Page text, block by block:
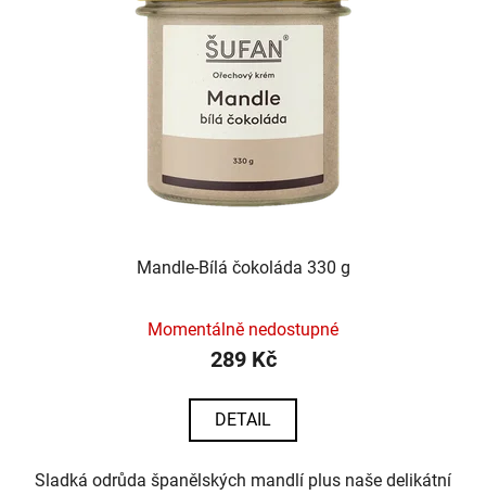
Mandle-Bílá čokoláda 330 g
Momentálně nedostupné
289 Kč
DETAIL
Sladká odrůda španělských mandlí plus naše delikátní